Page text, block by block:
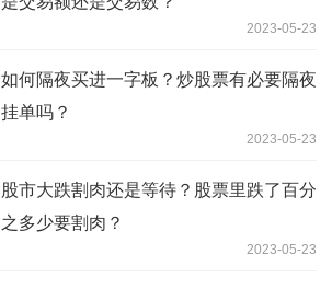
2023-05-23
如何隔夜买进一字板？炒股票有必要隔夜
挂单吗？
2023-05-23
股市大跌割肉还是等待？股票里跌了百分
之多少要割肉？
2023-05-23